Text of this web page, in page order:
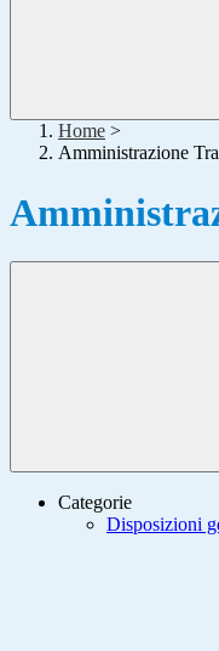
Home >
Amministrazione
Categorie
Disposizioni